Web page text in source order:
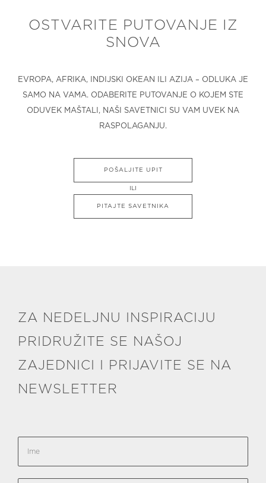
OSTVARITE PUTOVANJE IZ
SNOVA
EVROPA, AFRIKA, INDIJSKI OKEAN ILI AZIJA – ODLUKA JE
SAMO NA VAMA. ODABERITE PUTOVANJE O KOJEM STE
ODUVEK MAŠTALI, NAŠI SAVETNICI SU VAM UVEK NA
RASPOLAGANJU.
POŠALJITE UPIT
ILI
PITAJTE SAVETNIKA
ZA NEDELJNU INSPIRACIJU
PRIDRUŽITE SE NAŠOJ
ZAJEDNICI I PRIJAVITE SE NA
NEWSLETTER